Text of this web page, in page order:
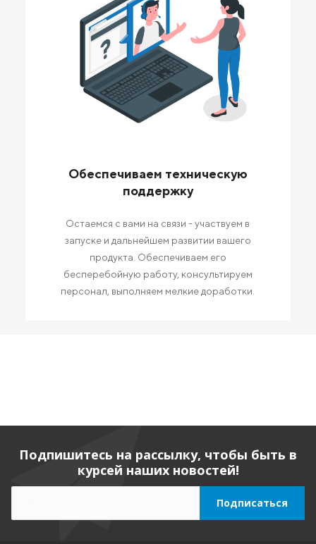
Обеспечиваем техническую
поддержку
Остаемся с вами на связи - участвуем в
запуске и дальнейшем развитии вашего
продукта. Обеспечиваем его
бесперебойную работу, консультируем
персонал, выполняем мелкие доработки.
Подпишитесь на рассылку, чтобы быть в
курсей наших новостей!